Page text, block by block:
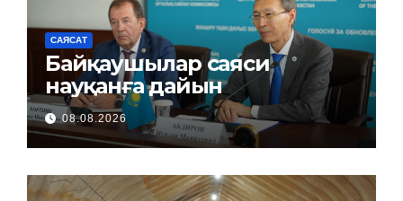
САЯСАТ
Байқаушылар саяси
науқанға дайын
08.08.2026